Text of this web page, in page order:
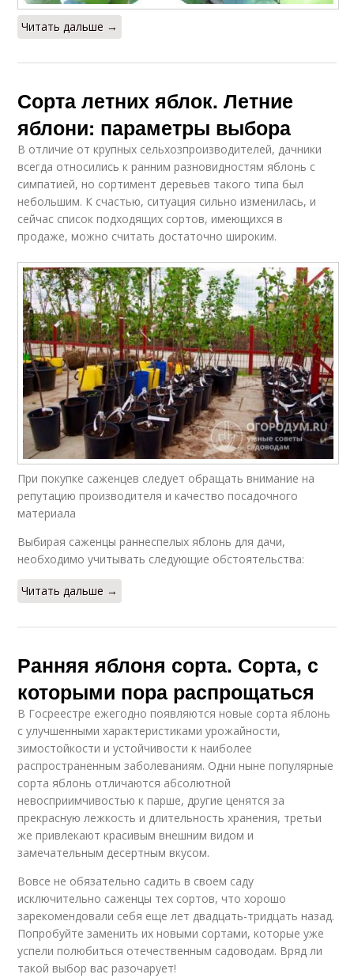
Читать дальше →
Сорта летних яблок. Летние
яблони: параметры выбора
В отличие от крупных сельхозпроизводителей, дачники
всегда относились к ранним разновидностям яблонь с
симпатией, но сортимент деревьев такого типа был
небольшим. К счастью, ситуация сильно изменилась, и
сейчас список подходящих сортов, имеющихся в
продаже, можно считать достаточно широким.
При покупке саженцев следует обращать внимание на
репутацию производителя и качество посадочного
материала
Выбирая саженцы раннеспелых яблонь для дачи,
необходимо учитывать следующие обстоятельства:
Читать дальше →
Ранняя яблоня сорта. Сорта, с
которыми пора распрощаться
В Госреестре ежегодно появляются новые сорта яблонь
с улучшенными характеристиками урожайности,
зимостойкости и устойчивости к наиболее
распространенным заболеваниям. Одни ныне популярные
сорта яблонь отличаются абсолютной
невосприимчивостью к парше, другие ценятся за
прекрасную лежкость и длительность хранения, третьи
же привлекают красивым внешним видом и
замечательным десертным вкусом.
Вовсе не обязательно садить в своем саду
исключительно саженцы тех сортов, что хорошо
зарекомендовали себя еще лет двадцать-тридцать назад.
Попробуйте заменить их новыми сортами, которые уже
успели полюбиться отечественным садоводам. Вряд ли
такой выбор вас разочарует!